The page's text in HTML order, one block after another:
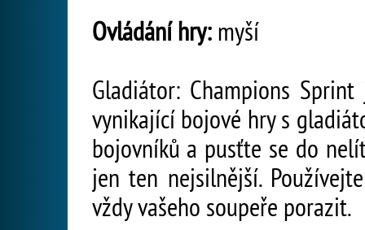
Ovládání hry:myší
Gladiátor: Champions
vynikající bojové hry s
bojovníků a pusťte se do
jen ten nejsilnější.
vždy vašeho soupeře porazit.